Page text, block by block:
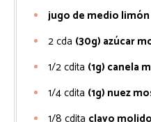
jugo de medio limón
2cda (30g) azúcar
1/2cdita (1g) canela
1/4cdita (1g) nuez